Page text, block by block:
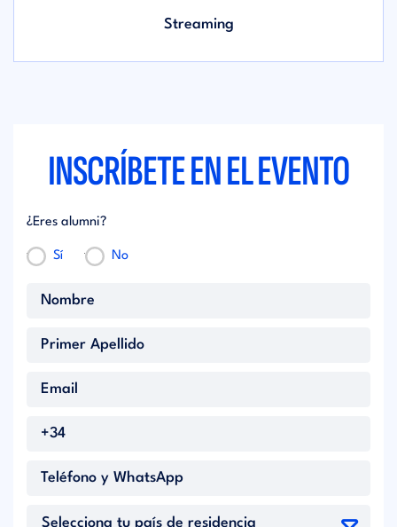
Streaming
INSCRÍBETE EN EL EVENTO
¿Eres alumni?
Sí No